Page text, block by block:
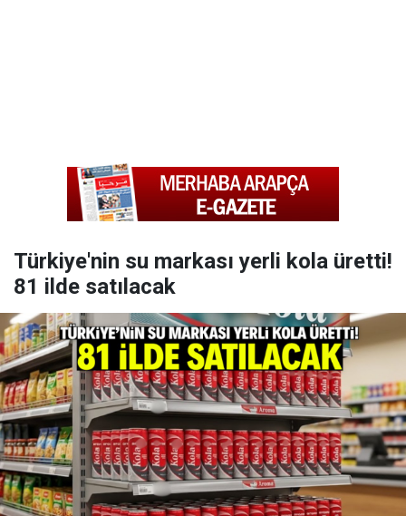
Türkiye'nin su markası yerli kola üretti!
81 ilde satılacak